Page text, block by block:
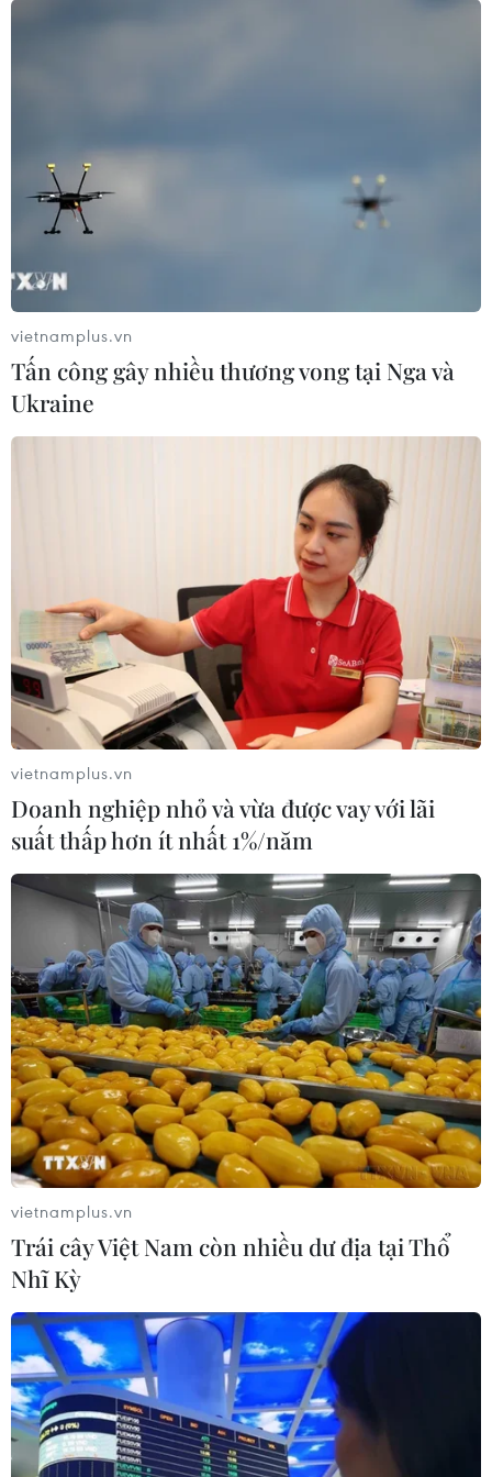
vietnamplus.vn
Tấn công gây nhiều thương vong tại Nga và
Ukraine
vietnamplus.vn
Doanh nghiệp nhỏ và vừa được vay với lãi
suất thấp hơn ít nhất 1%/năm
vietnamplus.vn
Trái cây Việt Nam còn nhiều dư địa tại Thổ
Nhĩ Kỳ